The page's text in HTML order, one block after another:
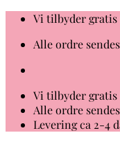
Fortsæt
indhold
Vi tilbyder gratis
Alle ordre
Vi tilbyder gratis
Alle ordre
Levering ca 2-4